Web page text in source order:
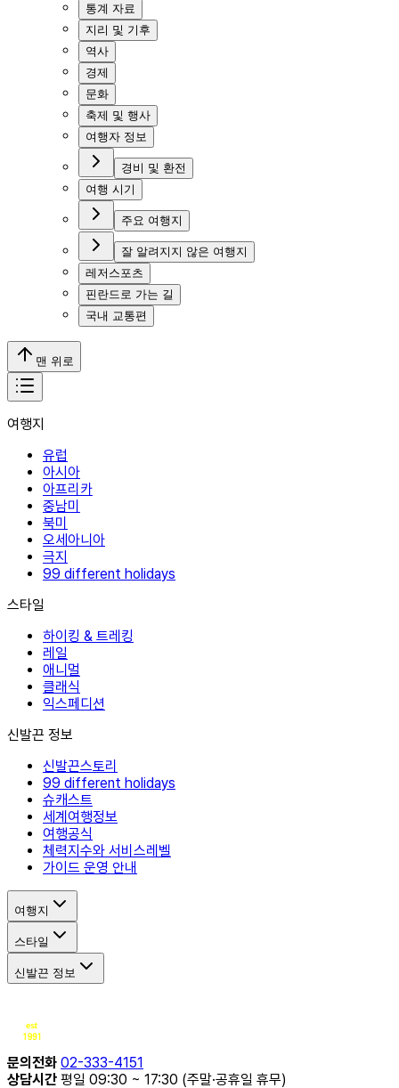
통계 자료
지리 및 기후
역사
경제
문화
축제 및 행사
여행자 정보
경비 및 환전
여행 시기
주요 여행지
잘 알려지지 않은 여행지
레저스포츠
핀란드로 가는 길
국내 교통편
맨 위로
여행지
유럽
아시아
아프리카
중남미
북미
오세아니아
극지
99 different holidays
스타일
하이킹 & 트레킹
레일
애니멀
클래식
익스페디션
신발끈 정보
신발끈스토리
99 different holidays
슈캐스트
세계여행정보
여행공식
체력지수와 서비스레벨
가이드 운영 안내
여행지
스타일
신발끈 정보
문의전화 02-333-4151
상담시간 평일 09:30 ~ 17:30 (주말·공휴일 휴무)